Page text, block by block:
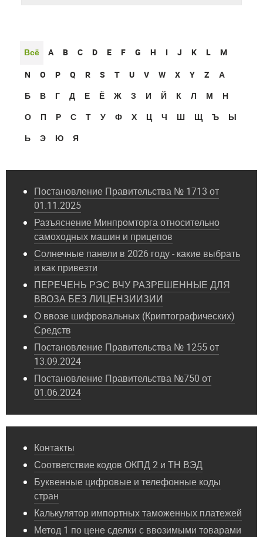
Всё A B C D E F G H I J K L
M
N
O P Q R S T U V W X Y Z
А
Б
В Г Д Е Ё Ж З И Й К Л М
Н
О
П Р С Т У Ф Х Ц Ч Ш Щ Ъ
Ы
Ь
Э Ю Я
Постановление Правительства № 1713 от
01.11.2025
Разъяснение Минпромторга относительно
самоходных машин и прицепов
Солнечные панели в 2026 году - какие выбрать
и как привезти
ПЕРЕЧЕНЬ РЭС ВЧУ РАЗРЕШЕННЫЕ ДЛЯ
ВВОЗА БЕЗ ЛИЦЕНЗИИЗИИ
О ввозе шифровальных (Криптографических)
Средств
Постановление Правительства № 1255 от
13.09.2024
Постановление Правительства №750 от
01.06.2024
Контакты
Соответствие кодов ОКПД 2 и ТН ВЭД
Буквенные цифровые и телефонные коды
стран
Калькулятор импортных таможенных платежей
Метод 1 по цене сделки с ввозимыми товарами